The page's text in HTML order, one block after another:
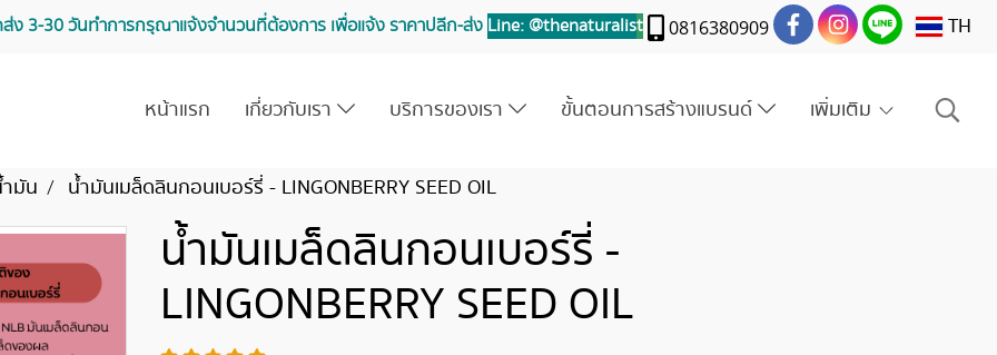
3-30 วันทำการ กรุณาแจ้งจำนวนที่ต้องการ เพื่อแจ้ง ราคาปลีก-ส่ง Line: @thenaturalist 0816380909 TH
หน้าแรก เกี่ยวกับเรา บริการของเรา ขั้นตอนการสร้างแบรนด์ เพิ่มเติม
มัน น้ำมันเมล็ดลินกอนเบอร์รี่ - LINGONBERRY SEED OIL
น้ำมันเมล็ดลินกอนเบอร์รี่ -
LINGONBERRY SEED OIL